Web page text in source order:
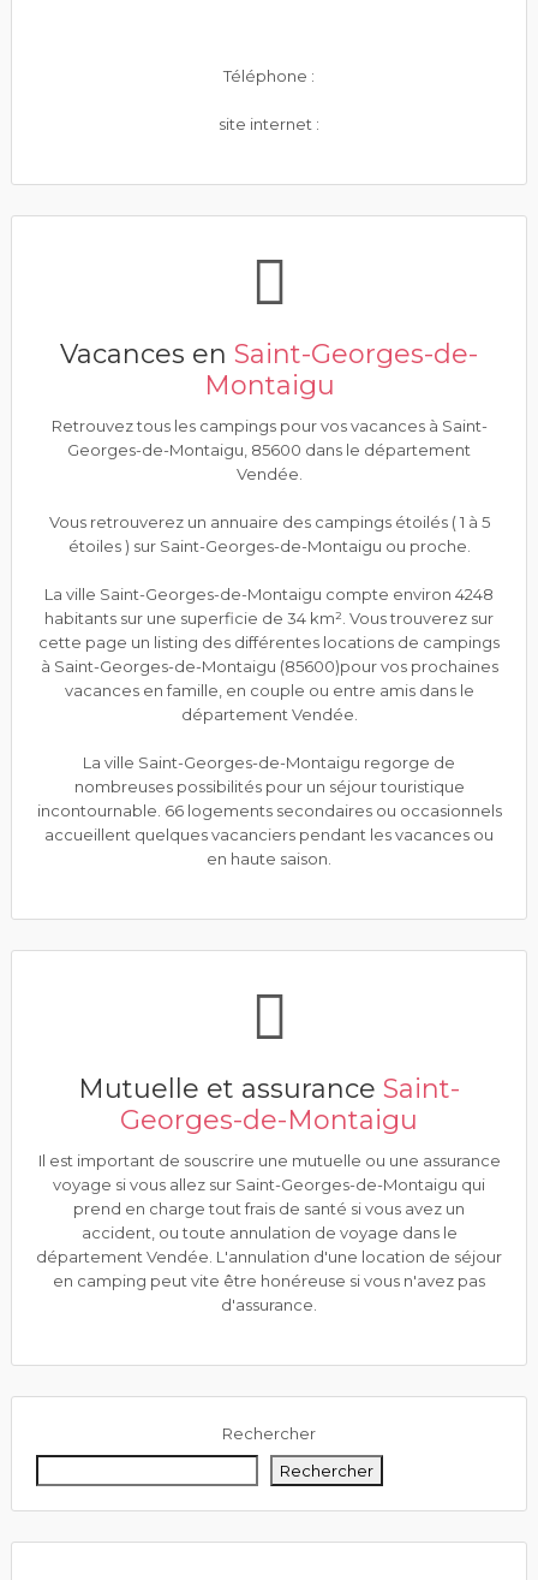
Téléphone :
site internet :
Vacances en Saint-Georges-de-
Montaigu
Retrouvez tous les campings pour vos vacances à Saint-
Georges-de-Montaigu, 85600 dans le département
Vendée.
Vous retrouverez un annuaire des campings étoilés ( 1 à 5
étoiles ) sur Saint-Georges-de-Montaigu ou proche.
La ville Saint-Georges-de-Montaigu compte environ 4248
habitants sur une superficie de 34 km². Vous trouverez sur
cette page un listing des différentes locations de campings
à Saint-Georges-de-Montaigu (85600)pour vos prochaines
vacances en famille, en couple ou entre amis dans le
département Vendée.
La ville Saint-Georges-de-Montaigu regorge de
nombreuses possibilités pour un séjour touristique
incontournable. 66 logements secondaires ou occasionnels
accueillent quelques vacanciers pendant les vacances ou
en haute saison.
Mutuelle et assurance Saint-
Georges-de-Montaigu
Il est important de souscrire une mutuelle ou une assurance
voyage si vous allez sur Saint-Georges-de-Montaigu qui
prend en charge tout frais de santé si vous avez un
accident, ou toute annulation de voyage dans le
département Vendée. L'annulation d'une location de séjour
en camping peut vite être honéreuse si vous n'avez pas
d'assurance.
Rechercher
Rechercher